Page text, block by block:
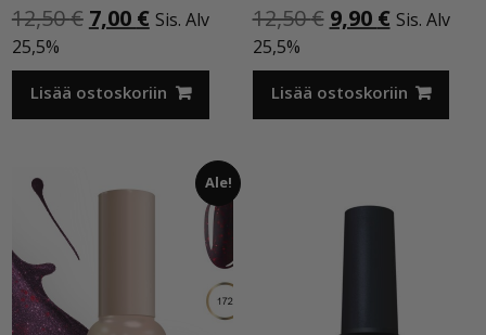
12,50€ Alkuperäinen
oli:
12,50 €.
7,00 €Nykyinen
on:
7,00 €.
Sis. Alv
25,5%
Lisää ostoskoriin
12,50€ Alkuperäinen
oli:
12,50 €.
9,90 €Nykyinen
on:
9,90 €.
Sis. Alv
25,5%
Lisää ostoskoriin
Ale!